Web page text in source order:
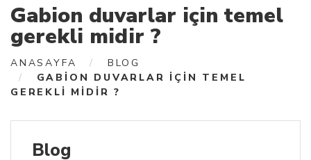
Gabion duvarlar için temel
gerekli midir ?
ANASAYFA
BLOG
GABION DUVARLAR IÇIN TEMEL
GEREKLI MIDIR ?
Blog